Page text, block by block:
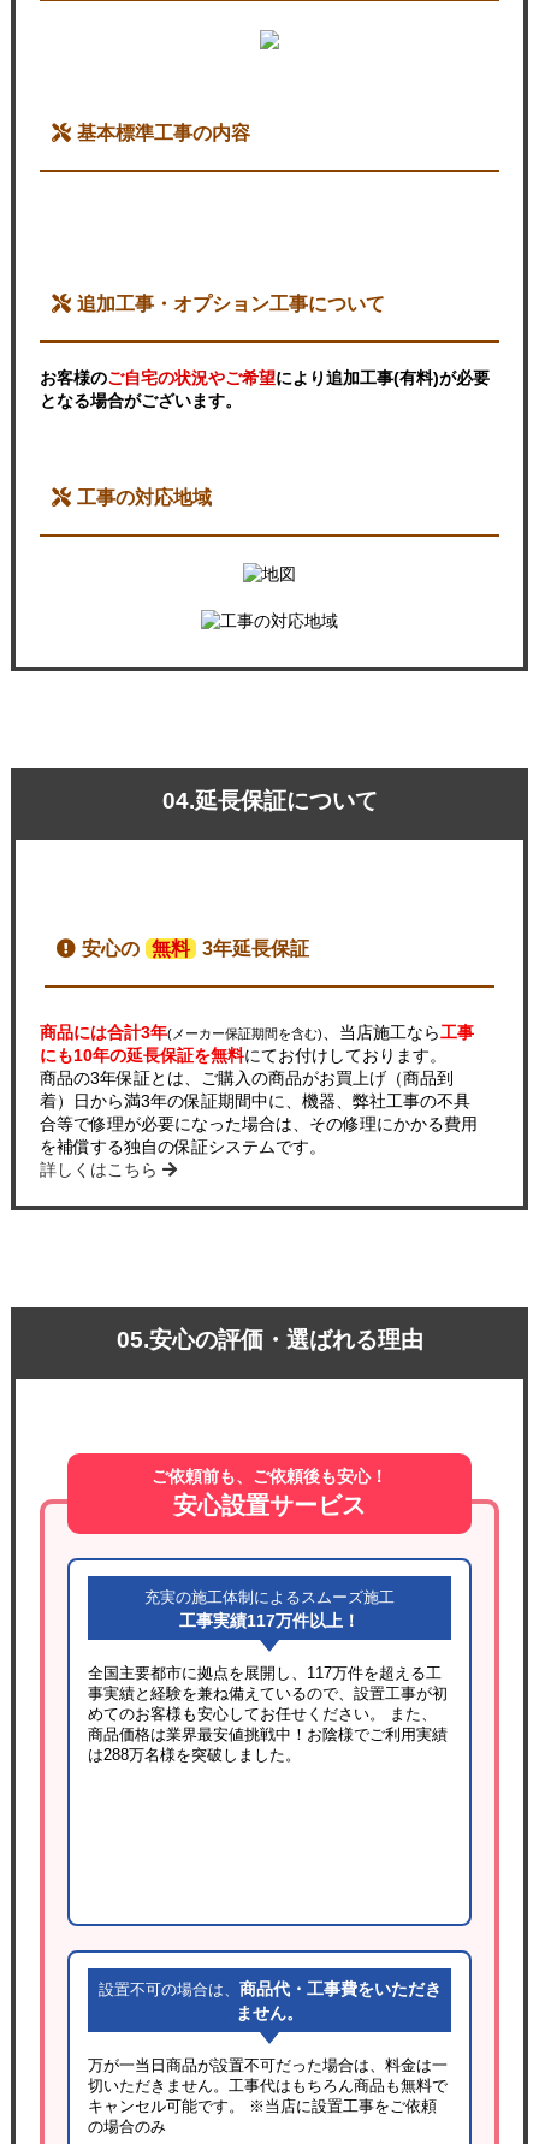
基本標準工事の内容
追加工事・オプション工事について
お客様のご自宅の状況やご希望により追加工事(有料)が必要
となる場合がございます。
工事の対応地域
04.延長保証について
安心の 無料 3年延長保証
商品には合計3年(メーカー保証期間を含む) 、当店施工なら工事
にも10年の延長保証を無料にてお付けしております。
商品の3年保証とは、ご購入の商品がお買上げ（商品到
着）日から満3年の保証期間中に、機器、弊社工事の不具
合等で修理が必要になった場合は、その修理にかかる費用
を補償する独自の保証システムです。
詳しくはこちら
05.安心の評価・選ばれる理由
ご依頼前も、ご依頼後も安心！
安心設置サービス
充実の施工体制によるスムーズ施工
工事実績117万件以上！
全国主要都市に拠点を展開し、117万件を超える工
事実績と経験を兼ね備えているので、設置工事が初
めてのお客様も安心してお任せください。 また、
商品価格は業界最安値挑戦中！お陰様でご利用実績
は288万名様を突破しました。
設置不可の場合は、 商品代・工事費をいただき
ません。
万が一当日商品が設置不可だった場合は、料金は一
切いただきません。工事代はもちろん商品も無料で
キャンセル可能です。
※当店に設置工事をご依頼
の場合のみ